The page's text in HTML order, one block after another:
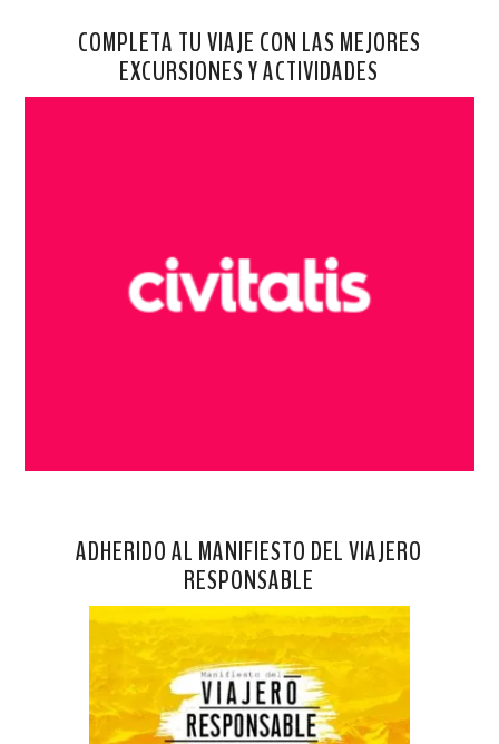
COMPLETA TU VIAJE CON LAS MEJORES
EXCURSIONES Y ACTIVIDADES
ADHERIDO AL MANIFIESTO DEL VIAJERO
RESPONSABLE